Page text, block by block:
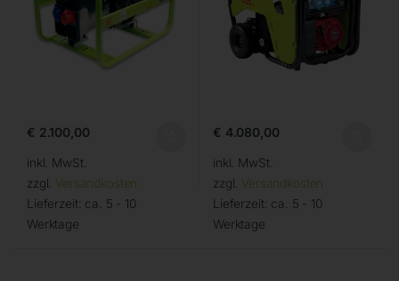
€ 2.100,00
inkl. MwSt.
zzgl. Versandkosten
Lieferzeit: ca. 5 - 10
Werktage
€ 4.080,00
inkl. MwSt.
zzgl. Versandkosten
Lieferzeit: ca. 5 - 10
Werktage